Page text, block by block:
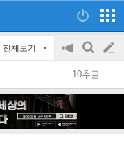
전체보기
공
지
on/off
검
색
글
쓰
10추글